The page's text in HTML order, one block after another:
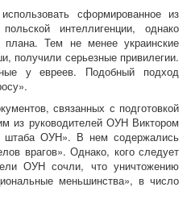
сформированное из
интеллигенции, однако
плана. Тем не менее украинские
получили серьезные привилегии.
у евреев. Подобный подход
связанных с подготовкой
из руководителей ОУН Виктором
штаба ОУН». В нем содержались
врагов». Однако, кого следует
ОУН сочли, что уничтожению
меньшинства», в число